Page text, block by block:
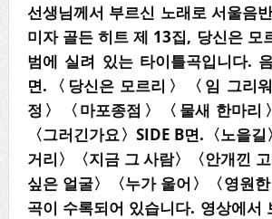
선생님께서 부르신 노래로 서울음
미자 골든 히트 제 13집, 당신은 모
범에 실려 있는 타이틀곡입니다.
면. 〈 당신은 모르리 〉〈 임 그리워
정 〉 〈마포종점 〉〈 물새 한마리
〈그러긴가요〉 SIDE B면. 〈노을길
거리〉〈지금 그 사람〉〈안개낀
싶은 얼굴〉〈누가 울어 〉〈영원
곡이 수록되어 있습니다. 영상에서